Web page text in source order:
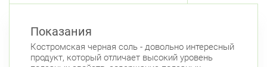
Показания
Костромская черная соль - довольно интересный
продукт, который отличает высокий уровень